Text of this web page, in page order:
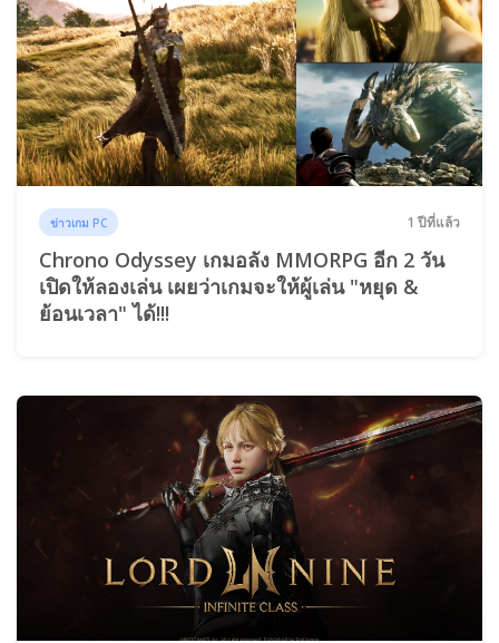
ข่าวเกม PC 1 ปีที่แล้ว
Chrono Odyssey เกมอลัง MMORPG อีก 2 วัน
เปิดให้ลองเล่น เผยว่าเกมจะให้ผู้เล่น "หยุด &
ย้อนเวลา" ได้!!!